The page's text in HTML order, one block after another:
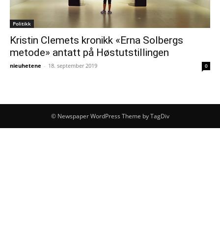
Politikk
Kristin Clemets kronikk «Erna Solbergs
metode» antatt på Høstutstillingen
nieuhetene - 18. september 2019 0
© Newspaper WordPress Theme by TagDiv